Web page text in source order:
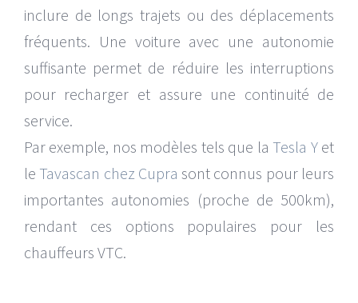
inclure de longs trajets ou des déplacements
fréquents. Une voiture avec une autonomie
suffisante permet de réduire les interruptions
pour recharger et assure une continuité de
service.
Par exemple, nos modèles tels que la Tesla Yet
le Tavascan chez Cupra sont connus pour leurs
importantes autonomies (proche de 500km),
rendant ces options populaires pour les
chauffeurs VTC.